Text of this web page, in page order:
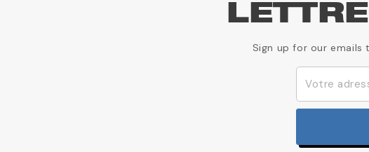
Sign up for our emails